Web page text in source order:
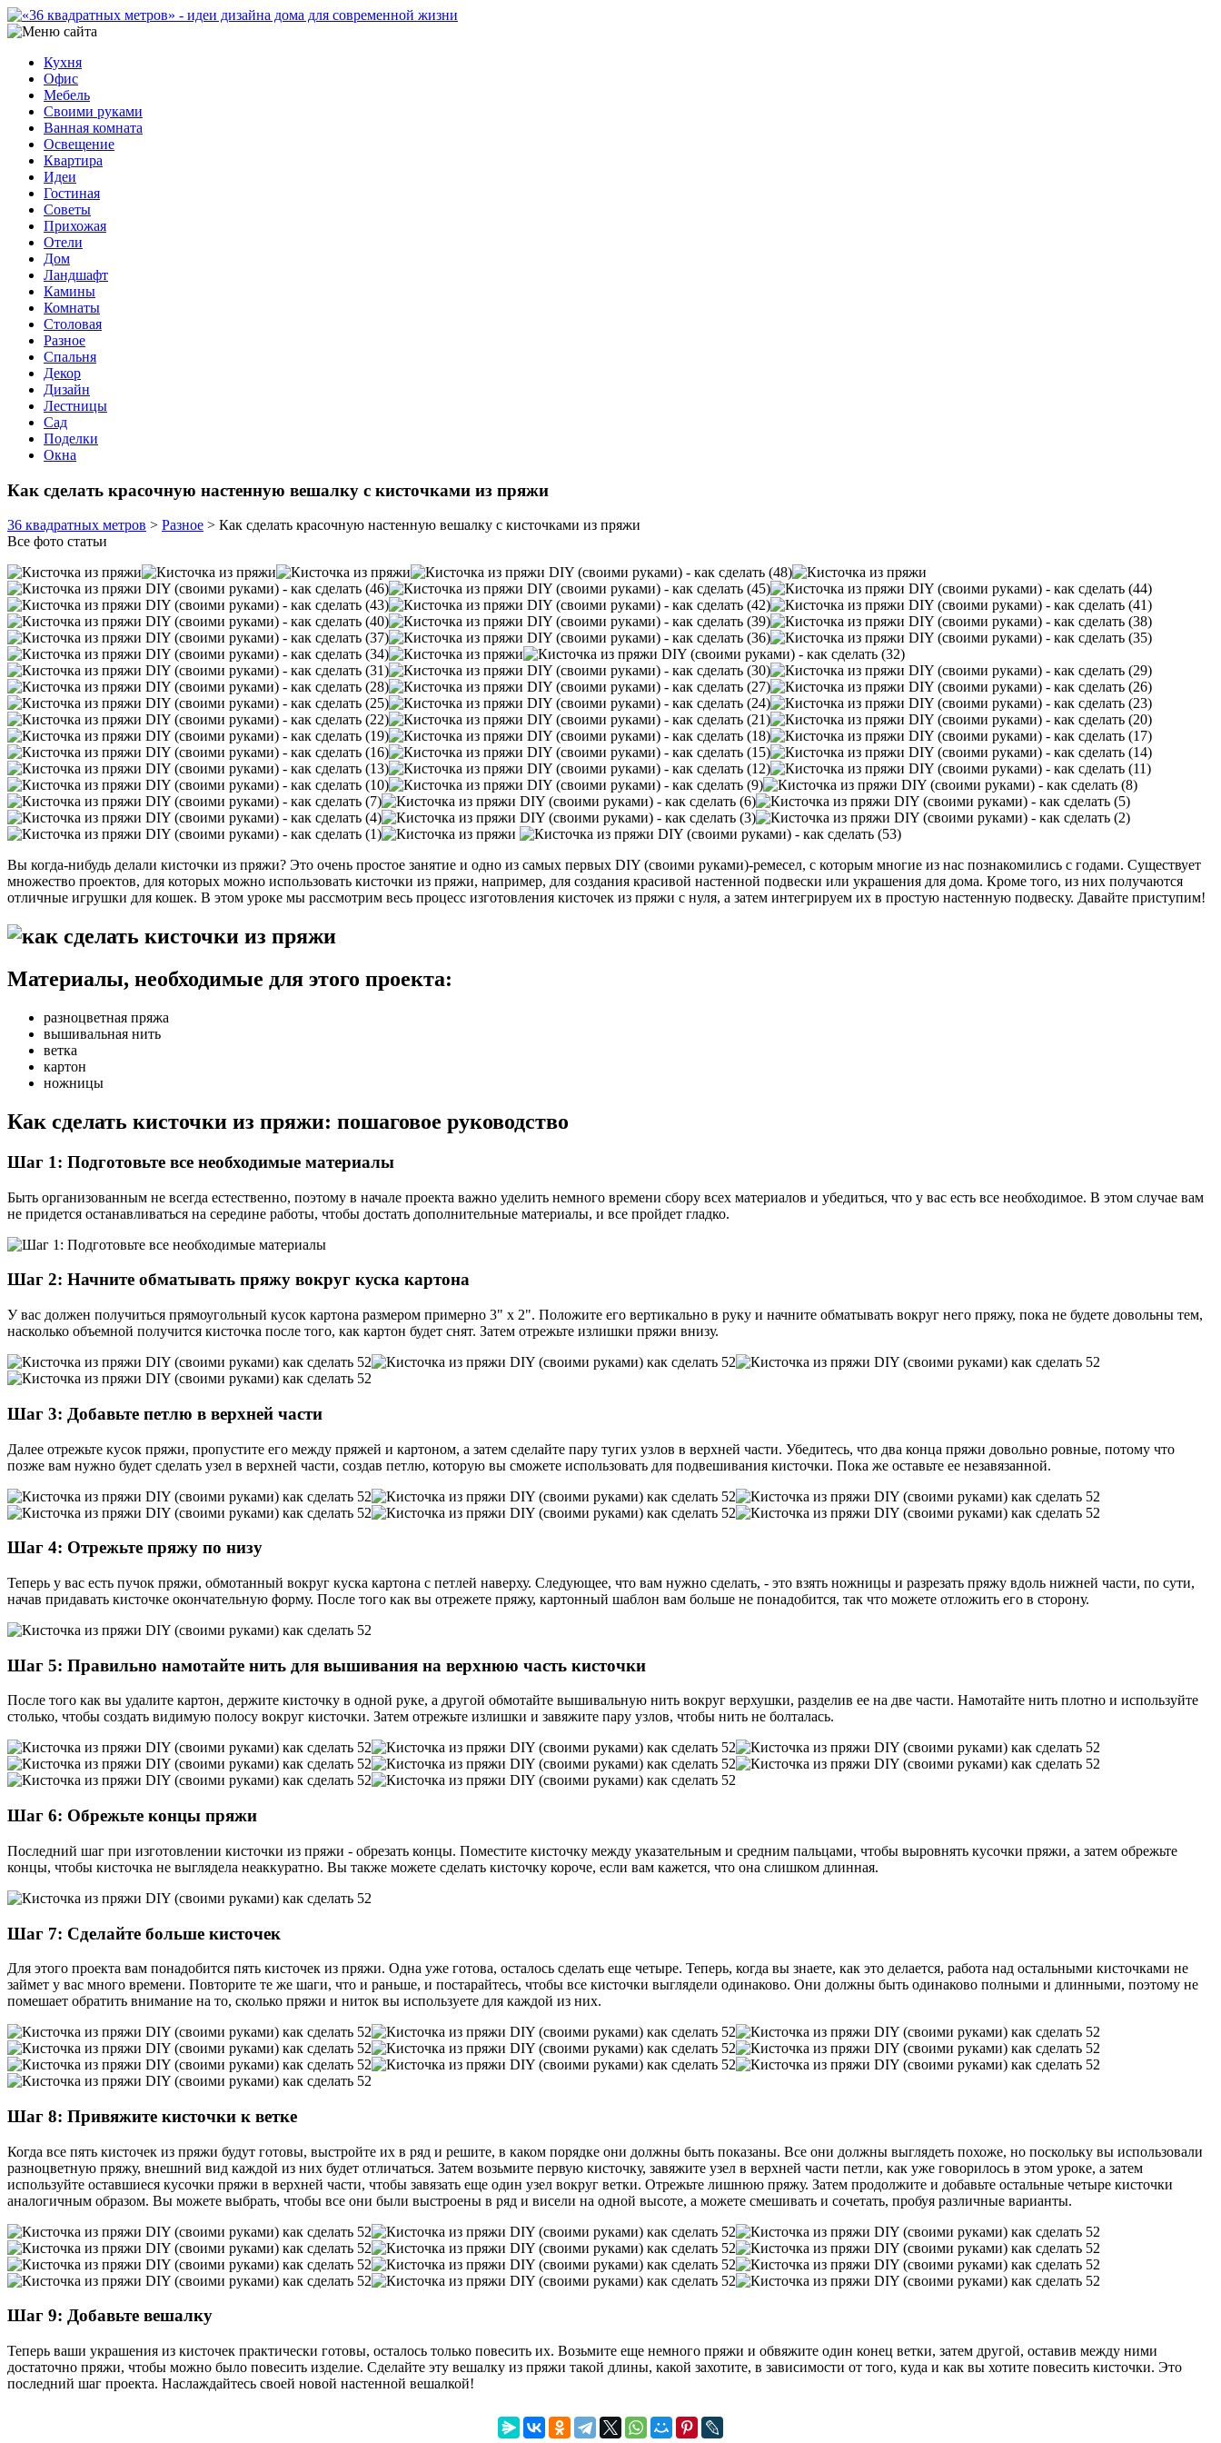
Кухня
Офис
Мебель
Своими руками
Ванная комната
Освещение
Квартира
Идеи
Гостиная
Советы
Прихожая
Отели
Дом
Ландшафт
Камины
Комнаты
Столовая
Разное
Спальня
Декор
Дизайн
Лестницы
Сад
Поделки
Окна
Как сделать красочную настенную вешалку с кисточками из пряжи
36 квадратных метров > Разное > Как сделать красочную настенную вешалку с кисточками из пряжи
Все фото статьи
Вы когда-нибудь делали кисточки из пряжи? Это очень простое занятие и одно из самых первых DIY (своими руками)-ремесел, с которым многие из нас познакомились с годами. Существует
множество проектов, для которых можно использовать кисточки из пряжи, например, для создания красивой настенной подвески или украшения для дома. Кроме того, из них получаются
отличные игрушки для кошек. В этом уроке мы рассмотрим весь процесс изготовления кисточек из пряжи с нуля, а затем интегрируем их в простую настенную подвеску. Давайте приступим!
Материалы, необходимые для этого проекта:
разноцветная пряжа
вышивальная нить
ветка
картон
ножницы
Как сделать кисточки из пряжи: пошаговое руководство
Шаг 1: Подготовьте все необходимые материалы
Быть организованным не всегда естественно, поэтому в начале проекта важно уделить немного времени сбору всех материалов и убедиться, что у вас есть все необходимое. В этом случае вам
не придется останавливаться на середине работы, чтобы достать дополнительные материалы, и все пройдет гладко.
Шаг 2: Начните обматывать пряжу вокруг куска картона
У вас должен получиться прямоугольный кусок картона размером примерно 3" x 2". Положите его вертикально в руку и начните обматывать вокруг него пряжу, пока не будете довольны тем,
насколько объемной получится кисточка после того, как картон будет снят. Затем отрежьте излишки пряжи внизу.
Шаг 3: Добавьте петлю в верхней части
Далее отрежьте кусок пряжи, пропустите его между пряжей и картоном, а затем сделайте пару тугих узлов в верхней части. Убедитесь, что два конца пряжи довольно ровные, потому что
позже вам нужно будет сделать узел в верхней части, создав петлю, которую вы сможете использовать для подвешивания кисточки. Пока же оставьте ее незавязанной.
Шаг 4: Отрежьте пряжу по низу
Теперь у вас есть пучок пряжи, обмотанный вокруг куска картона с петлей наверху. Следующее, что вам нужно сделать, - это взять ножницы и разрезать пряжу вдоль нижней части, по сути,
начав придавать кисточке окончательную форму. После того как вы отрежете пряжу, картонный шаблон вам больше не понадобится, так что можете отложить его в сторону.
Шаг 5: Правильно намотайте нить для вышивания на верхнюю часть кисточки
После того как вы удалите картон, держите кисточку в одной руке, а другой обмотайте вышивальную нить вокруг верхушки, разделив ее на две части. Намотайте нить плотно и используйте
столько, чтобы создать видимую полосу вокруг кисточки. Затем отрежьте излишки и завяжите пару узлов, чтобы нить не болталась.
Шаг 6: Обрежьте концы пряжи
Последний шаг при изготовлении кисточки из пряжи - обрезать концы. Поместите кисточку между указательным и средним пальцами, чтобы выровнять кусочки пряжи, а затем обрежьте
концы, чтобы кисточка не выглядела неаккуратно. Вы также можете сделать кисточку короче, если вам кажется, что она слишком длинная.
Шаг 7: Сделайте больше кисточек
Для этого проекта вам понадобится пять кисточек из пряжи. Одна уже готова, осталось сделать еще четыре. Теперь, когда вы знаете, как это делается, работа над остальными кисточками не
займет у вас много времени. Повторите те же шаги, что и раньше, и постарайтесь, чтобы все кисточки выглядели одинаково. Они должны быть одинаково полными и длинными, поэтому не
помешает обратить внимание на то, сколько пряжи и ниток вы используете для каждой из них.
Шаг 8: Привяжите кисточки к ветке
Когда все пять кисточек из пряжи будут готовы, выстройте их в ряд и решите, в каком порядке они должны быть показаны. Все они должны выглядеть похоже, но поскольку вы использовали
разноцветную пряжу, внешний вид каждой из них будет отличаться. Затем возьмите первую кисточку, завяжите узел в верхней части петли, как уже говорилось в этом уроке, а затем
используйте оставшиеся кусочки пряжи в верхней части, чтобы завязать еще один узел вокруг ветки. Отрежьте лишнюю пряжу. Затем продолжите и добавьте остальные четыре кисточки
аналогичным образом. Вы можете выбрать, чтобы все они были выстроены в ряд и висели на одной высоте, а можете смешивать и сочетать, пробуя различные варианты.
Шаг 9: Добавьте вешалку
Теперь ваши украшения из кисточек практически готовы, осталось только повесить их. Возьмите еще немного пряжи и обвяжите один конец ветки, затем другой, оставив между ними
достаточно пряжи, чтобы можно было повесить изделие. Сделайте эту вешалку из пряжи такой длины, какой захотите, в зависимости от того, куда и как вы хотите повесить кисточки. Это
последний шаг проекта. Наслаждайтесь своей новой настенной вешалкой!